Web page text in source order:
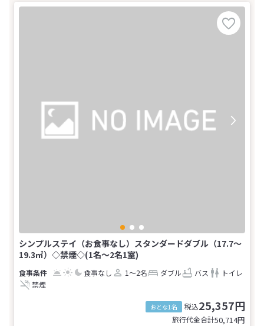
シンプルステイ（お食事なし）スタンダードダブル（17.7～
19.3㎡）◇禁煙◇(1名～2名1室)
食事なし 1～2名 ダブル バス
トイレ
禁煙
おとな1名 税込25,357円
旅行代金合計50,714円